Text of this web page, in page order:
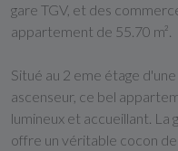
gare TGV, et des
appartement de 55.70 m².
Situé au 2 eme étage
ascenseur, ce bel
lumineux et accueillant. La
offre un véritable cocon